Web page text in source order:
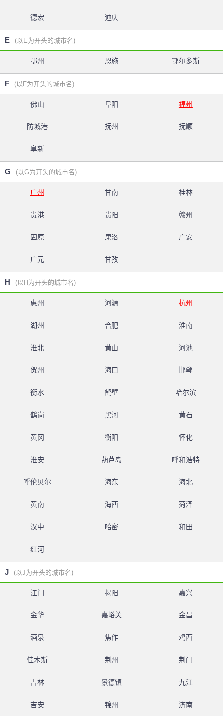
德宏 迪庆
E (以E为开头的城市名)
鄂州 恩施 鄂尔多斯
F (以F为开头的城市名)
佛山 阜阳 福州
防城港 抚州 抚顺
阜新
G (以G为开头的城市名)
广州 甘南 桂林
贵港 贵阳 赣州
固原 果洛 广安
广元 甘孜
H (以H为开头的城市名)
惠州 河源 杭州
湖州 合肥 淮南
淮北 黄山 河池
贺州 海口 邯郸
衡水 鹤壁 哈尔滨
鹤岗 黑河 黄石
黄冈 衡阳 怀化
淮安 葫芦岛 呼和浩特
呼伦贝尔 海东 海北
黄南 海西 菏泽
汉中 哈密 和田
红河
J (以J为开头的城市名)
江门 揭阳 嘉兴
金华 嘉峪关 金昌
酒泉 焦作 鸡西
佳木斯 荆州 荆门
吉林 景德镇 九江
吉安 锦州 济南